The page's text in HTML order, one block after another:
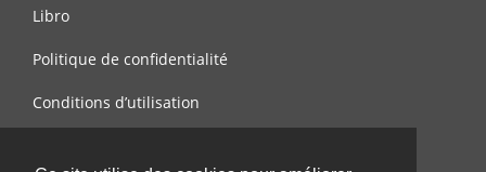
Libro
Politique de confidentialité
Conditions d’utilisation